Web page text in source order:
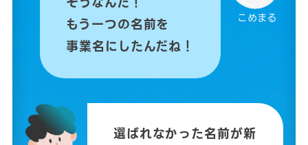
こめまる
もう一つの名前を
事業名にしたんだね！
選ばれなかった名前が新